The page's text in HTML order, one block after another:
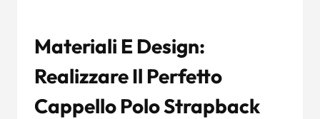
Materiali E Design:
Realizzare Il Perfetto
Cappello Polo Strapback